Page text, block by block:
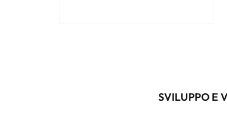
SVILUPPO E